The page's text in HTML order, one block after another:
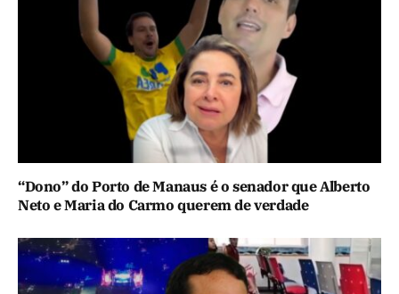
“Dono” do Porto de Manaus é o senador que Alberto
Neto e Maria do Carmo querem de verdade